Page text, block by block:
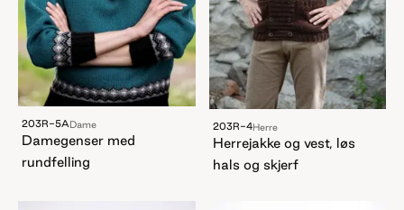
203R-5ADame
Damegenser med
rundfelling
203R-4Herre
Herrejakke og vest, løs
hals og skjerf